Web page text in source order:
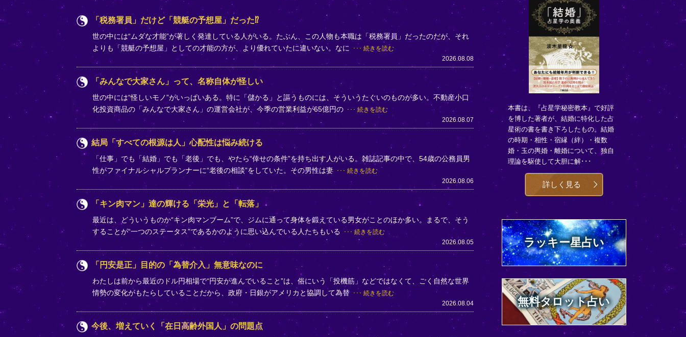
「税務署員」だけど「競艇の予想屋」だった⁉
世の中には“ムダな才能”が著しく発達している人がいる。たぶん、この人物も本職は「税務署員」だったのだが、それ
よりも「競艇の予想屋」としての才能の方が、より優れていたに違いない。なに
続きを読む
2026.08.08
「みんなで大家さん」って、名称自体が怪しい
世の中には“怪しいモノ”がいっぱいある。特に「儲かる」と謳うものには、そういうたぐいのものが多い。不動産小口
化投資商品の「みんなで大家さん」の運営会社が、今季の営業利益が65億円の
続きを読む
2026.08.07
結局「すべての根源は人」心配性は悩み続ける
「仕事」でも「結婚」でも「老後」でも、やたら“倖せの条件”を持ち出す人がいる。雑誌記事の中で、54歳の公務員男
性がファイナルシャルプランナーに“老後の相談”をしていた。その男性は妻
続きを読む
2026.08.06
「キン肉マン」達の輝ける「栄光」と「転落」
最近は、どういうものか“キン肉マンブーム”で、ジムに通って身体を鍛えている男女がことのほか多い。まるで、そう
することが“一つのステータス”であるかのように思い込んでいる人たちもいる
続きを読む
2026.08.05
「円安是正」目的の「為替介入」無意味なのに
わたしは前から最近のドル円相場で“円安が進んでいること”は、俗にいう「投機筋」などではなくて、ごく自然な世界
情勢の変化がもたらしていることだから、政府・日銀がアメリカと協調して為替
続きを読む
2026.08.04
今後、増えていく「在日高齢外国人」の問題点
本書は、『占星学秘密教本』で好評
を博した著者が、結婚に特化した占
星術の書を書き下ろしたもの。結婚
の時期・相性・宿縁（絆）・複数
婚・玉の輿婚・離婚について、独自
理論を駆使して大胆に解･･･
詳しく見る
ラッキー星占い
無料タロット占い